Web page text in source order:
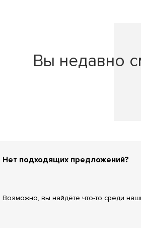
Вы недавно
Нет подходящих предложений?
Возможно, вы найдёте что-то среди